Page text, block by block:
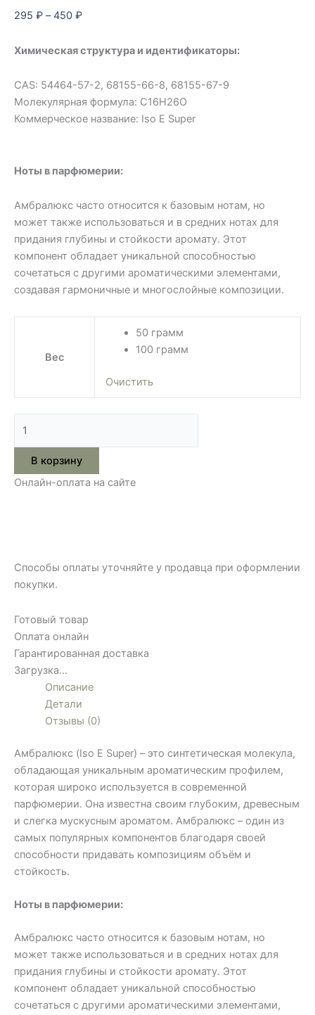
295 ₽ – 450 ₽
Химическая структура и идентификаторы:
CAS: 54464-57-2, 68155-66-8, 68155-67-9
Молекулярная формула: C16H26O
Коммерческое название: Iso E Super
Ноты в парфюмерии:
Амбралюкс часто относится к базовым нотам, но
может также использоваться и в средних нотах для
придания глубины и стойкости аромату. Этот
компонент обладает уникальной способностью
сочетаться с другими ароматическими элементами,
создавая гармоничные и многослойные композиции.
Вес
50 грамм
100 грамм
Очистить
В корзину
Онлайн-оплата на сайте
Способы оплаты уточняйте у продавца при оформлении
покупки.
Готовый товар
Оплата онлайн
Гарантированная доставка
Загрузка...
Описание
Детали
Отзывы (0)
Амбралюкс (Iso E Super) – это синтетическая молекула,
обладающая уникальным ароматическим профилем,
которая широко используется в современной
парфюмерии. Она известна своим глубоким, древесным
и слегка мускусным ароматом. Амбралюкс – один из
самых популярных компонентов благодаря своей
способности придавать композициям объём и
стойкость.
Ноты в парфюмерии:
Амбралюкс часто относится к базовым нотам, но
может также использоваться и в средних нотах для
придания глубины и стойкости аромату. Этот
компонент обладает уникальной способностью
сочетаться с другими ароматическими элементами,